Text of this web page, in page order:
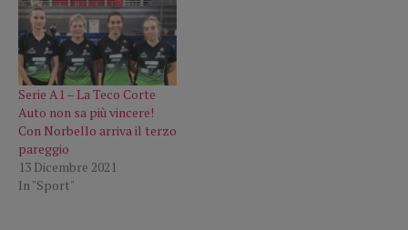
Serie A1 – La Teco Corte
Auto non sa più vincere!
Con Norbello arriva il terzo
pareggio
13 Dicembre 2021
In "Sport"